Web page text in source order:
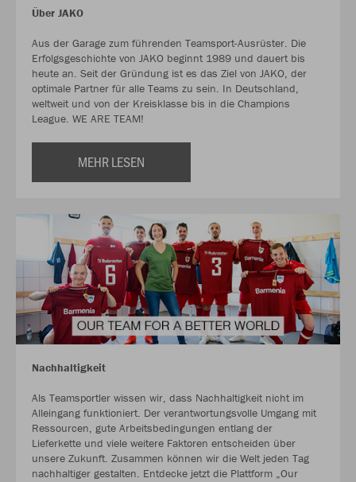
Über JAKO
Aus der Garage zum führenden Teamsport-Ausrüster. Die
Erfolgsgeschichte von JAKO beginnt 1989 und dauert bis
heute an. Seit der Gründung ist es das Ziel von JAKO, der
optimale Partner für alle Teams zu sein. In Deutschland,
weltweit und von der Kreisklasse bis in die Champions
League. WE ARE TEAM!
MEHR LESEN
Nachhaltigkeit
Als Teamsportler wissen wir, dass Nachhaltigkeit nicht im
Alleingang funktioniert. Der verantwortungsvolle Umgang mit
Ressourcen, gute Arbeitsbedingungen entlang der
Lieferkette und viele weitere Faktoren entscheiden über
unsere Zukunft. Zusammen können wir die Welt jeden Tag
nachhaltiger gestalten. Entdecke jetzt die Plattform „Our